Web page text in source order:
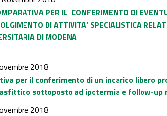
PER IL CONFERIMENTO DI
DI ATTIVITA’ SPECIALISTICA
DI MODENA
2018
per il conferimento di un incarico libero
sottoposto ad ipotermia e follow-up
2018